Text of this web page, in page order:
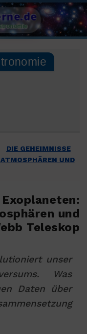
DIE GEHEIMNISSE
UND
und
Teleskop
unser
Was
Daten über